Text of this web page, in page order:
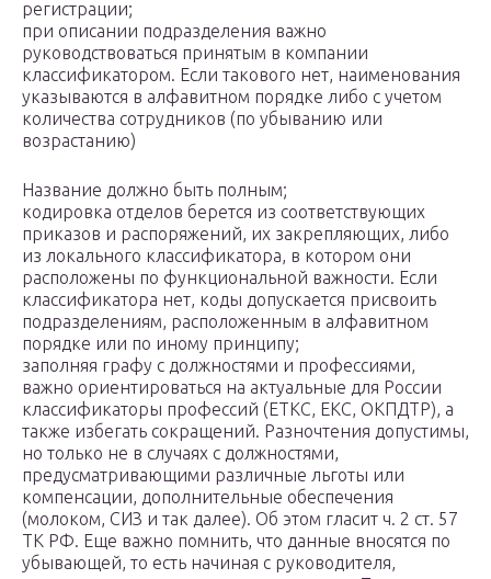
регистрации;
при описании подразделения важно
руководствоваться принятым в компании
классификатором. Если такового нет, наименования
указываются в алфавитном порядке либо с учетом
количества сотрудников (по убыванию или
возрастанию)
Название должно быть полным;
кодировка отделов берется из соответствующих
приказов и распоряжений, их закрепляющих, либо
из локального классификатора, в котором они
расположены по функциональной важности. Если
классификатора нет, коды допускается присвоить
подразделениям, расположенным в алфавитном
порядке или по иному принципу;
заполняя графу с должностями и профессиями,
важно ориентироваться на актуальные для России
классификаторы профессий (ЕТКС, ЕКС, ОКПДТР), а
также избегать сокращений. Разночтения допустимы,
но только не в случаях с должностями,
предусматривающими различные льготы или
компенсации, дополнительные обеспечения
(молоком, СИЗ и так далее). Об этом гласит ч. 2 ст. 57
ТК РФ. Еще важно помнить, что данные вносятся по
убывающей, то есть начиная с руководителя,